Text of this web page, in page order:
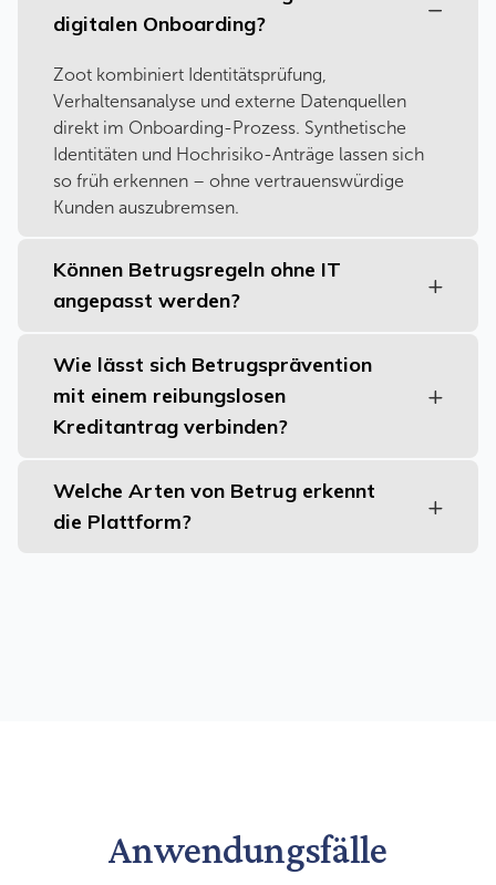
digitalen Onboarding?
Zoot kombiniert Identitätsprüfung,
Verhaltensanalyse und externe Datenquellen
direkt im Onboarding-Prozess. Synthetische
Identitäten und Hochrisiko-Anträge lassen sich
so früh erkennen – ohne vertrauenswürdige
Kunden auszubremsen.
Können Betrugsregeln ohne IT
angepasst werden?
Wie lässt sich Betrugsprävention
mit einem reibungslosen
Kreditantrag verbinden?
Welche Arten von Betrug erkennt
die Plattform?
Anwendungsfälle